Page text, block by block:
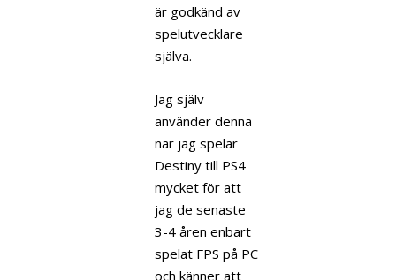
är godkänd av
spelutvecklare
själva.
Jag själv
använder denna
när jag spelar
Destiny till PS4
mycket för att
jag de senaste
3-4 åren enbart
spelat FPS på PC
och känner att